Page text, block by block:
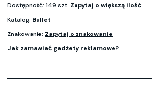
Dostępność: 149 szt. Zapytaj o większą ilość
Katalog: Bullet
Znakowanie: Zapytaj o znakowanie
Jak zamawiać gadżety reklamowe?